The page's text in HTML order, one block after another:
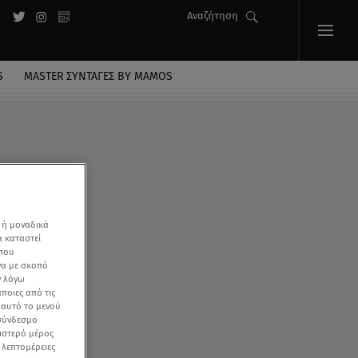
Αναζήτηση
MASTER ΣΥΝΤΑΓΈΣ BY MAMOS
μοναδικά
με σκοπό
λόγω
από τις
αυτό το μενού
μέρος